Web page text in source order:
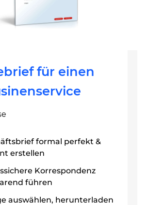
für einen
formal perfekt &
erstellen
Korrespondenz
führen
auswählen, herunterladen